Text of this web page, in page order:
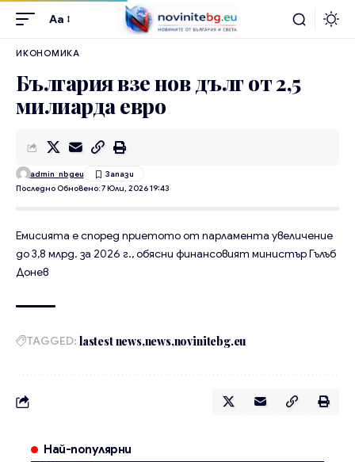
Aa
ИКОНОМИКА
България взе нов дълг от 2,5
милиарда евро
Последно Обновено: 7 Юли, 2026 19:43
admin_nbgeu
Емисията е според приетото от парламента увеличение
до 3,8 млрд. за 2026 г., обясни финансовият министър Гълъб
Донев
TAGGED: lastest news news novinitebg.eu
Най-популярни